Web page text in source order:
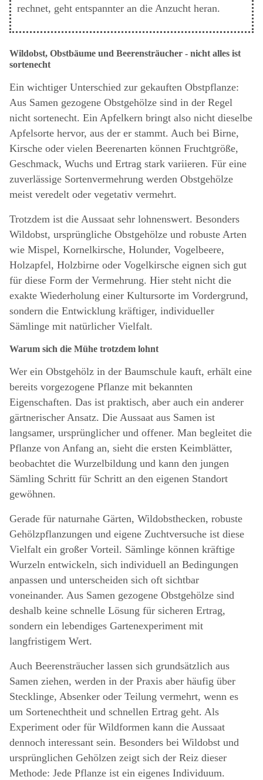
rechnet, geht entspannter an die Anzucht heran.
Wildobst, Obstbäume und Beerensträucher - nicht alles ist
sortenecht
Ein wichtiger Unterschied zur gekauften Obstpflanze:
Aus Samen gezogene Obstgehölze sind in der Regel
nicht sortenecht. Ein Apfelkern bringt also nicht dieselbe
Apfelsorte hervor, aus der er stammt. Auch bei Birne,
Kirsche oder vielen Beerenarten können Fruchtgröße,
Geschmack, Wuchs und Ertrag stark variieren. Für eine
zuverlässige Sortenvermehrung werden Obstgehölze
meist veredelt oder vegetativ vermehrt.
Trotzdem ist die Aussaat sehr lohnenswert. Besonders
Wildobst, ursprüngliche Obstgehölze und robuste Arten
wie Mispel, Kornelkirsche, Holunder, Vogelbeere,
Holzapfel, Holzbirne oder Vogelkirsche eignen sich gut
für diese Form der Vermehrung. Hier steht nicht die
exakte Wiederholung einer Kultursorte im Vordergrund,
sondern die Entwicklung kräftiger, individueller
Sämlinge mit natürlicher Vielfalt.
Warum sich die Mühe trotzdem lohnt
Wer ein Obstgehölz in der Baumschule kauft, erhält eine
bereits vorgezogene Pflanze mit bekannten
Eigenschaften. Das ist praktisch, aber auch ein anderer
gärtnerischer Ansatz. Die Aussaat aus Samen ist
langsamer, ursprünglicher und offener. Man begleitet die
Pflanze von Anfang an, sieht die ersten Keimblätter,
beobachtet die Wurzelbildung und kann den jungen
Sämling Schritt für Schritt an den eigenen Standort
gewöhnen.
Gerade für naturnahe Gärten, Wildobsthecken, robuste
Gehölzpflanzungen und eigene Zuchtversuche ist diese
Vielfalt ein großer Vorteil. Sämlinge können kräftige
Wurzeln entwickeln, sich individuell an Bedingungen
anpassen und unterscheiden sich oft sichtbar
voneinander. Aus Samen gezogene Obstgehölze sind
deshalb keine schnelle Lösung für sicheren Ertrag,
sondern ein lebendiges Gartenexperiment mit
langfristigem Wert.
Auch Beerensträucher lassen sich grundsätzlich aus
Samen ziehen, werden in der Praxis aber häufig über
Stecklinge, Absenker oder Teilung vermehrt, wenn es
um Sortenechtheit und schnellen Ertrag geht. Als
Experiment oder für Wildformen kann die Aussaat
dennoch interessant sein. Besonders bei Wildobst und
ursprünglichen Gehölzen zeigt sich der Reiz dieser
Methode: Jede Pflanze ist ein eigenes Individuum.